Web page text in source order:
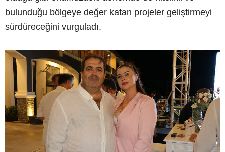
bulunduğu bölgeye değer katan projeler geliştirmeyi
sürdüreceğini vurguladı.